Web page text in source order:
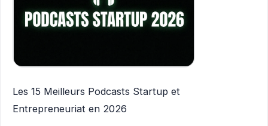
Les 15 Meilleurs Podcasts Startup et
Entrepreneuriat en 2026